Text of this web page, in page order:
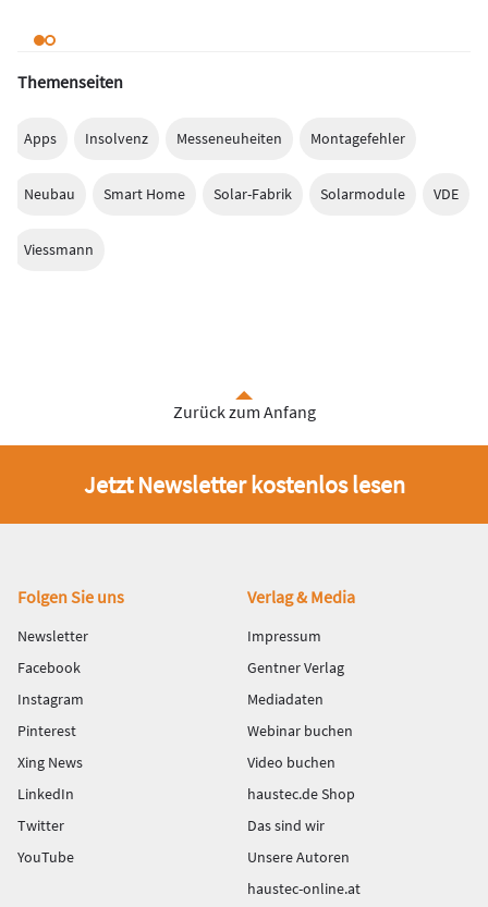
Themenseiten
Apps Insolvenz Messeneuheiten Montagefehler
Neubau Smart Home Solar-Fabrik Solarmodule VDE
Viessmann
Zurück zum Anfang
Jetzt Newsletter kostenlos lesen
Fußbereich
Folgen Sie uns
Newsletter
Facebook
Instagram
Pinterest
Xing News
LinkedIn
Twitter
YouTube
Verlag & Media
Impressum
Gentner Verlag
Mediadaten
Webinar buchen
Video buchen
haustec.de Shop
Das sind wir
Unsere Autoren
haustec-online.at